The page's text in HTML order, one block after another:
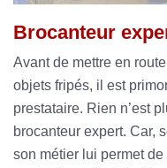
Brocanteur
Avant de mettre en
objets fripés, il est
prestataire. Rien n’est
brocanteur expert. Car,
son métier lui permet